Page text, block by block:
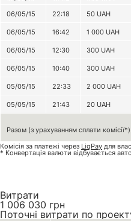
06/05/15
22:18 50 UAH
06/05/15 16:42 1 000 UAH
06/05/15 12:30 300 UAH
06/05/15 10:40 300 UAH
05/05/15 22:33 2 000 UAH
05/05/15 21:43 20 UAH
Разом (з урахуванням сплати комісії*):
Комісія за платежі через LiqPay для
* Конвертація валюти відбувається
Витрати
1 006 030 грн
Поточні витрати по